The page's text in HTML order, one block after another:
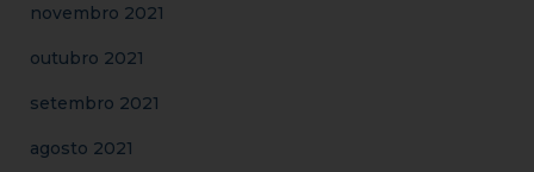
novembro 2021
outubro 2021
setembro 2021
agosto 2021